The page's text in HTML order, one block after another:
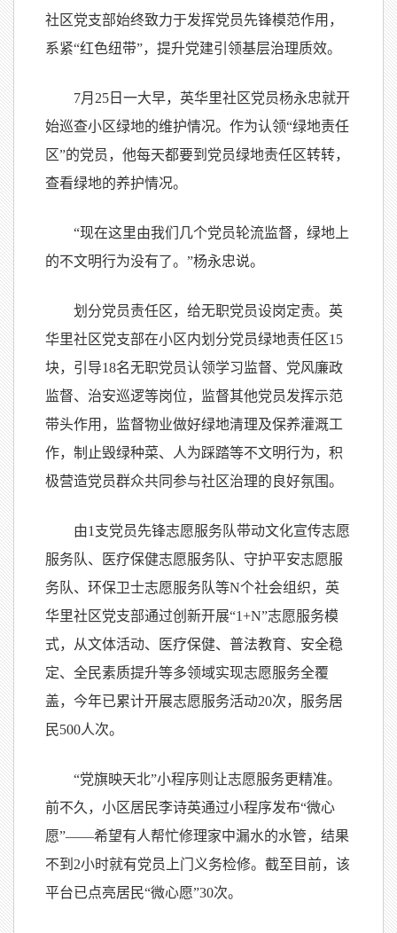
社区党支部始终致力于发挥党员先锋模范作用，
系紧“红色纽带”，提升党建引领基层治理质效。
7月25日一大早，英华里社区党员杨永忠就开
始巡查小区绿地的维护情况。作为认领“绿地责任
区”的党员，他每天都要到党员绿地责任区转转，
查看绿地的养护情况。
“现在这里由我们几个党员轮流监督，绿地上
的不文明行为没有了。”杨永忠说。
划分党员责任区，给无职党员设岗定责。英
华里社区党支部在小区内划分党员绿地责任区15
块，引导18名无职党员认领学习监督、党风廉政
监督、治安巡逻等岗位，监督其他党员发挥示范
带头作用，监督物业做好绿地清理及保养灌溉工
作，制止毁绿种菜、人为踩踏等不文明行为，积
极营造党员群众共同参与社区治理的良好氛围。
由1支党员先锋志愿服务队带动文化宣传志愿
服务队、医疗保健志愿服务队、守护平安志愿服
务队、环保卫士志愿服务队等N个社会组织，英
华里社区党支部通过创新开展“1+N”志愿服务模
式，从文体活动、医疗保健、普法教育、安全稳
定、全民素质提升等多领域实现志愿服务全覆
盖，今年已累计开展志愿服务活动20次，服务居
民500人次。
“党旗映天北”小程序则让志愿服务更精准。
前不久，小区居民李诗英通过小程序发布“微心
愿”——希望有人帮忙修理家中漏水的水管，结果
不到2小时就有党员上门义务检修。截至目前，该
平台已点亮居民“微心愿”30次。